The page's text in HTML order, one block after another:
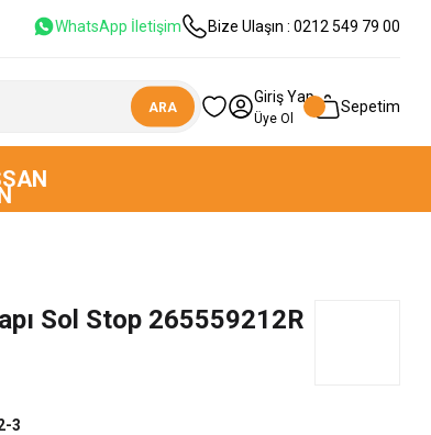
WhatsApp İletişim Bize Ulaşın : 0212 549 79 00
ARA
Giriş Yap
Üye Ol
Sepetim
Sol Stop 265559212R
3